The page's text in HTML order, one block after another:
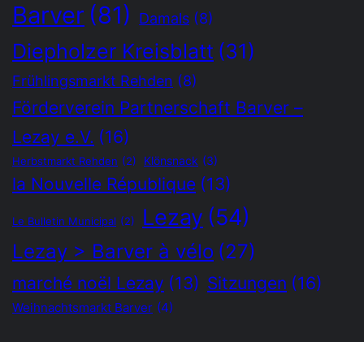
Barver (81) Damals (8)
Diepholzer Kreisblatt (31)
Frühlingsmarkt Rehden (8)
Förderverein Partnerschaft Barver –
Lezay e.V. (16)
Herbstmarkt Rehden (2) Klönsnack (3)
la Nouvelle République (13)
Le Bulletin Municipal (2) Lezay (54)
Lezay > Barver à vélo (27)
marché noël Lezay (13) Sitzungen (16)
Weihnachtsmarkt Barver (4)